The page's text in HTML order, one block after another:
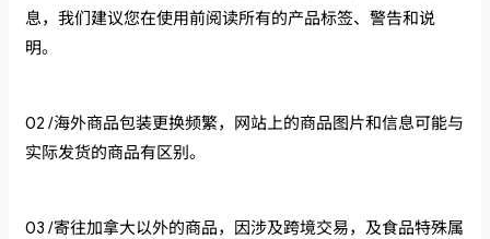
息，我们建议您在使用前阅读所有的产品标签、警告和说
明。
02 /海外商品包装更换频繁，网站上的商品图片和信息可能与
实际发货的商品有区别。
03 /寄往加拿大以外的商品，因涉及跨境交易，及食品特殊属